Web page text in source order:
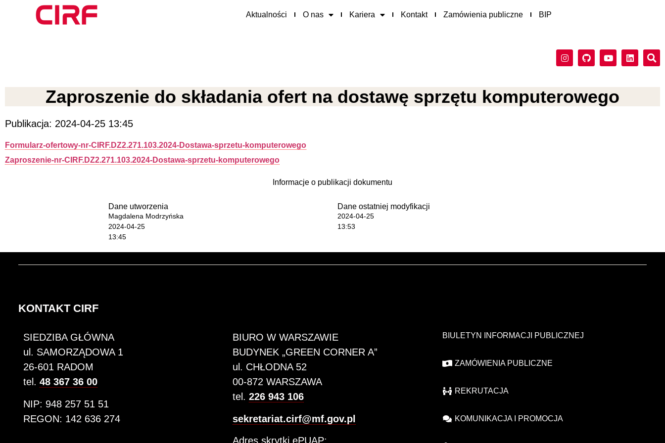
Aktualności O nas Kariera Kontakt Zamówienia publiczne BIP
Zaproszenie do składania ofert na dostawę sprzętu komputerowego
Publikacja: 2024-04-25 13:45
Formularz-ofertowy-nr-CIRF.DZ2.271.103.2024-Dostawa-sprzetu-komputerowego
Zaproszenie-nr-CIRF.DZ2.271.103.2024-Dostawa-sprzetu-komputerowego
Informacje o publikacji dokumentu
Dane utworzenia
Magdalena Modrzyńska
2024-04-25
13:45
Dane ostatniej modyfikacji
2024-04-25
13:53
KONTAKT CIRF
SIEDZIBA GŁÓWNA
ul. SAMORZĄDOWA 1
26-601 RADOM
tel. 48 367 36 00
NIP: 948 257 51 51
REGON: 142 636 274
BIURO W WARSZAWIE
BUDYNEK „GREEN CORNER A”
ul. CHŁODNA 52
00-872 WARSZAWA
tel.226 943 106
sekretariat.cirf@mf.gov.pl
Adres skrytki ePUAP:
BIULETYN INFORMACJI PUBLICZNEJ
ZAMÓWIENIA PUBLICZNE
REKRUTACJA
KOMUNIKACJA I PROMOCJA